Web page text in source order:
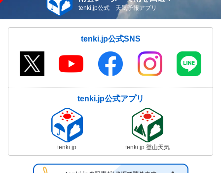
tenki.jp公式 天気予報アプリ
tenki.jp公式SNS
tenki.jp公式アプリ
tenki.jp tenki.jp 登山天気